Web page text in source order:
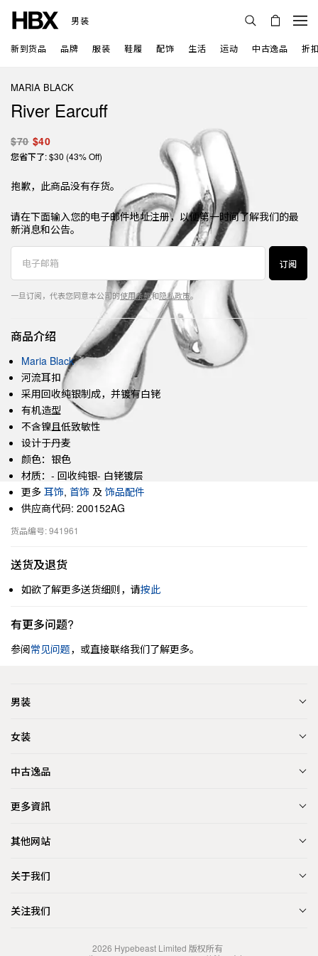
男装
新到货品 品牌 服装 鞋履 配饰 生活 运动 中古逸品 折
MARIA BLACK
River Earcuff
$70 $40
您省下了: $30 (43% Off)
抱歉，此商品没有存货。
请在下面输入您的电子邮件地址注册，以便第一时间了解我们的最
新消息和公告。
订阅
一旦订阅，代表您同意本公司的使用条款和隐私政策。
商品介绍
Maria Black
河流耳扣
采用回收纯银制成，并镀有白铑
有机造型
不含镍且低致敏性
设计于丹麦
颜色：银色
材质：- 回收纯银- 白铑镀层
更多 耳饰, 首饰 及 饰品配件
供应商代码: 200152AG
货品编号: 941961
送货及退货
如欲了解更多送货细则，请按此
有更多问题?
参阅常见问题，或直接联络我们了解更多。
男装
女装
中古逸品
更多資訊
其他网站
关于我们
关注我们
2026 Hypebeast Limited 版权所有